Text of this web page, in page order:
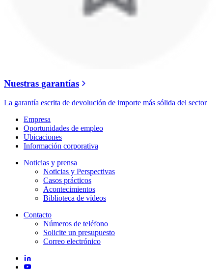
Nuestras garantías
La garantía escrita de devolución de importe más sólida del sector
Empresa
Oportunidades de empleo
Ubicaciones
Información corporativa
Noticias y prensa
Noticias y Perspectivas
Casos prácticos
Acontecimientos
Biblioteca de vídeos
Contacto
Números de teléfono
Solicite un presupuesto
Correo electrónico